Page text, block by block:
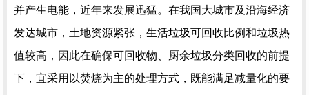
并产生电能，近年来发展迅猛。在我国大城市及沿海经济
发达城市，土地资源紧张，生活垃圾可回收比例和垃圾热
值较高，因此在确保可回收物、厨余垃圾分类回收的前提
下，宜采用以焚烧为主的处理方式，既能满足减量化的要